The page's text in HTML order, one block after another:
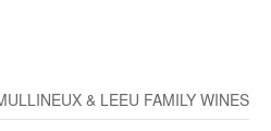
& LEEU FAMILY WINES